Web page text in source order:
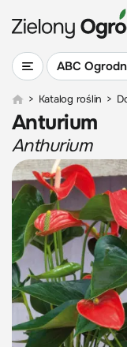
ABC
> Katalog roślin >
Anturium
Anthurium